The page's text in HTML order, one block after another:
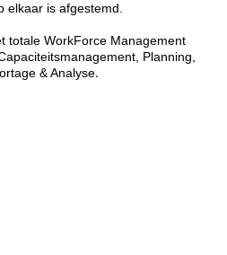
elkaar is afgestemd.
totale WorkForce Management
Planning,
& Analyse.